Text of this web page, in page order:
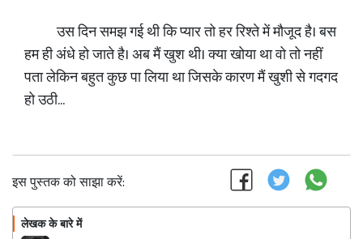
उस दिन समझ गई थी कि प्यार तो हर रिश्ते में मौजूद है। बस
हम ही अंधे हो जाते है। अब मैं खुश थी। क्या खोया था वो तो नहीं
पता लेकिन बहुत कुछ पा लिया था जिसके कारण मैं खुशी से गदगद
हो उठी...
इस पुस्तक को साझा करें:
लेखक के बारे में